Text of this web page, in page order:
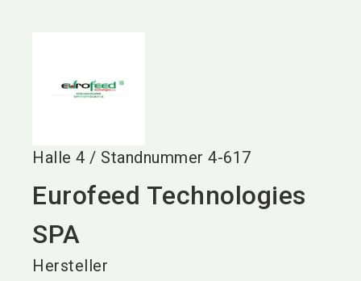
Halle 4 / Standnummer 4-617
Eurofeed Technologies
SPA
Hersteller